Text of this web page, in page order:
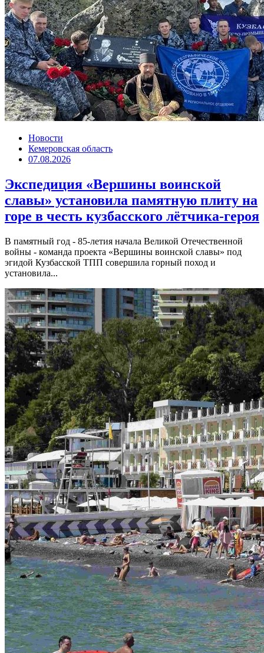
Новости
Кемеровская область
07.08.2026
Экспедиция «Вершины воинской
славы» установила памятную плиту на
горе в честь кузбасского лётчика-героя
В памятный год - 85-летия начала Великой Отечественной
войны - команда проекта «Вершины воинской славы» под
эгидой Кузбасской ТПП совершила горный поход и
установила...